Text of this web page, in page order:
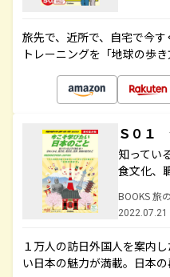
旅先で、近所で、自宅で今
トレーニングを「地球の歩
Ｓ０１
知ってい
食文化、
BOOKS 旅
2022.07.21
１万人の訪日外国人を案内
い日本の魅力が満載。日本